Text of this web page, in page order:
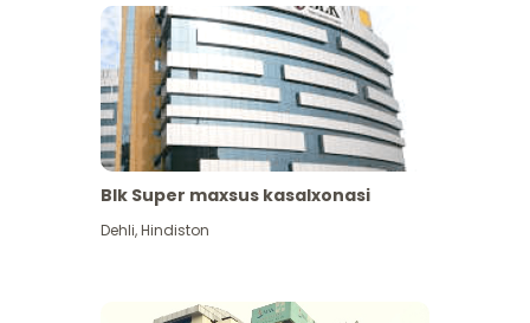
Blk Super maxsus kasalxonasi
Dehli,Hindiston